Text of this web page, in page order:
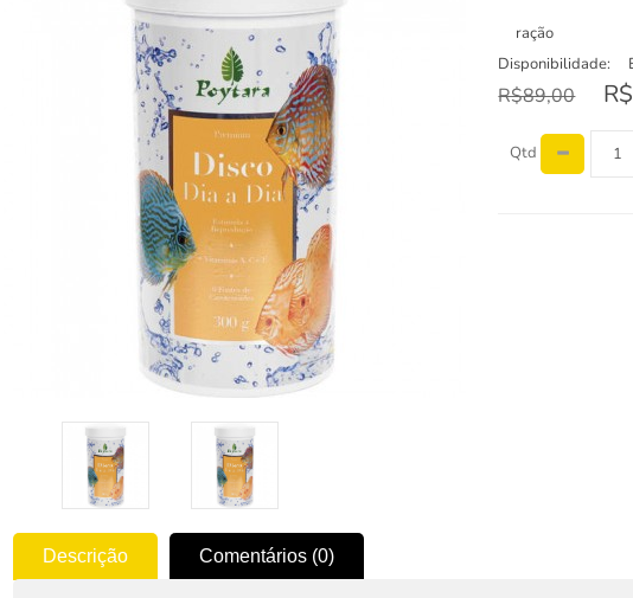
ração
Disponibilidade:
R$89,00
Qtd
Descrição Comentários (0)